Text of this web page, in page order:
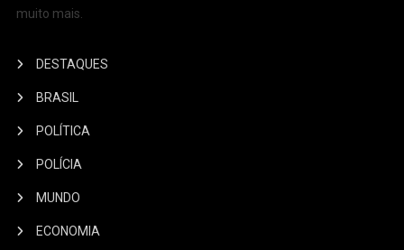
muito mais.
DESTAQUES
BRASIL
POLÍTICA
POLÍCIA
MUNDO
ECONOMIA